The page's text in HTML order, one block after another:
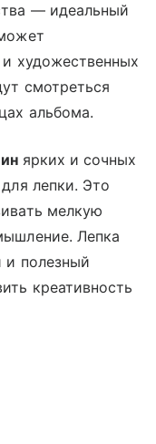
— идеальный
художественных
смотреться
альбома.
ярких и сочных
лепки. Это
мелкую
Лепка
и полезный
креативность